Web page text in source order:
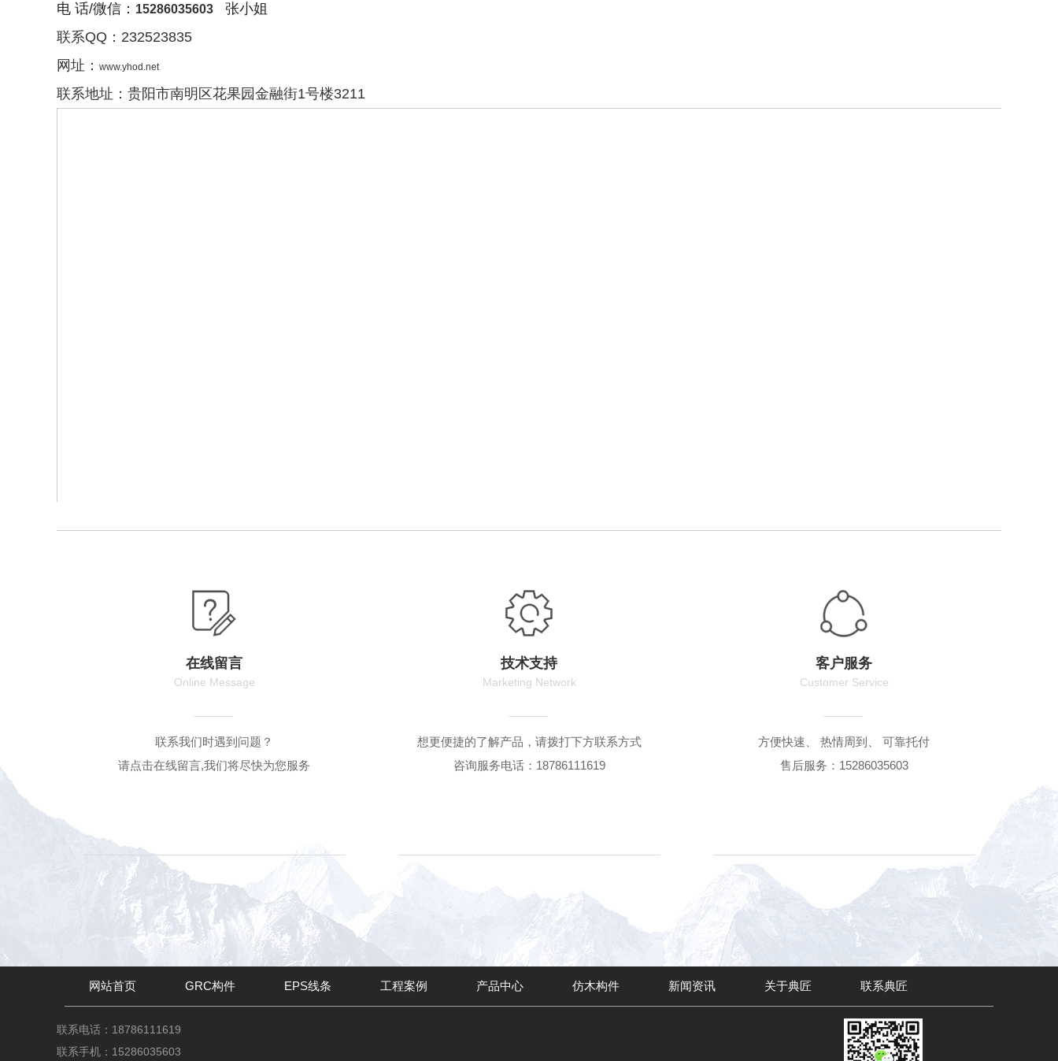
电 话/微信 ： 15286035603 张小姐
联系QQ：232523835
网址： www.yhod.net
联系地址：贵阳市南明区花果园金融街1号楼3211
在线留言
Online Message
联系我们时遇到问题？
请点击在线留言,我们将尽快为您服务
技术支持
Marketing Network
想更便捷的了解产品，请拨打下方联系方式
咨询服务电话：18786111619
客户服务
Customer Service
方便快速、 热情周到、 可靠托付
售后服务：15286035603
网站首页 GRC构件 EPS线条 工程案例 产品中心 仿木构件 新闻资讯 关于典匠 联系典匠
联系电话：18786111619
联系手机：15286035603